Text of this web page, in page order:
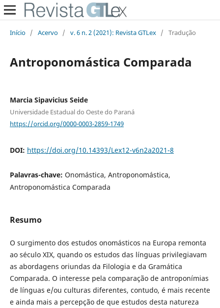
Início / Acervo / v. 6 n. 2 (2021): Revista GTLex / Tradução
Antroponomástica Comparada
Marcia Sipavicius Seide
Universidade Estadual do Oeste do Paraná
https://orcid.org/0000-0003-2859-1749
DOI: https://doi.org/10.14393/Lex12-v6n2a2021-8
Palavras-chave: Onomástica, Antroponomástica,
Antroponomástica Comparada
Resumo
O surgimento dos estudos onomásticos na Europa remonta
ao século XIX, quando os estudos das línguas privilegiavam
as abordagens oriundas da Filologia e da Gramática
Comparada. O interesse pela comparação de antroponímias
de línguas e/ou culturas diferentes, contudo, é mais recente
e ainda mais a percepção de que estudos desta natureza